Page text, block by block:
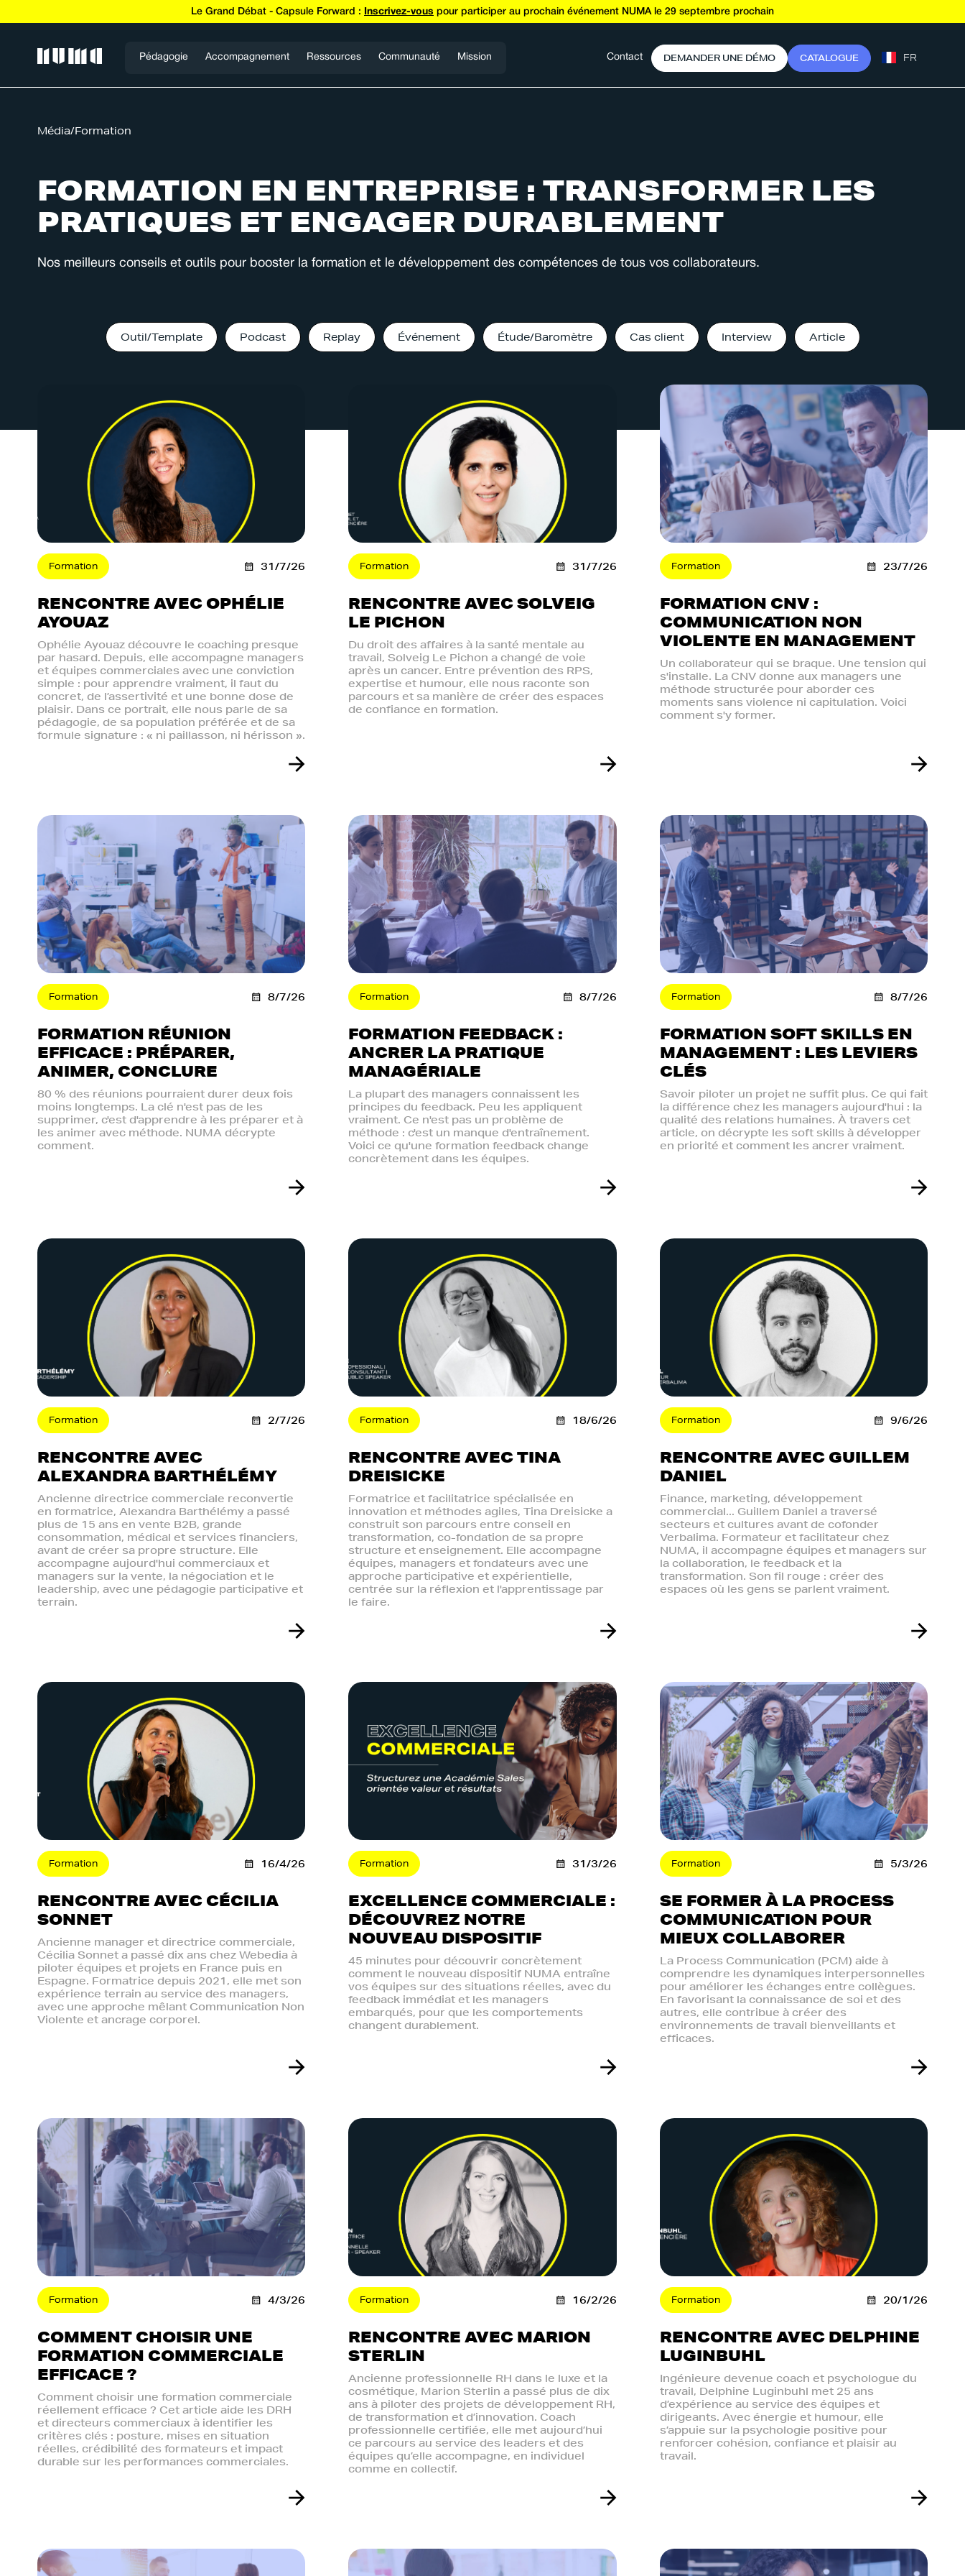
Le Grand Débat - Capsule Forward : Inscrivez-vous pour participer au prochain événement NUMA le 29 septembre prochain
Pédagogie Accompagnement Ressources Communauté Mission Contact DEMANDER UNE DÉMO CATALOGUE FR
Média/Formation
FORMATION EN ENTREPRISE : TRANSFORMER LES
PRATIQUES ET ENGAGER DURABLEMENT
Nos meilleurs conseils et outils pour booster la formation et le développement des compétences de tous vos collaborateurs.
Outil/Template Podcast Replay Événement Étude/Baromètre Cas client Interview Article
Formation 31/7/26
RENCONTRE AVEC OPHÉLIE
AYOUAZ
Ophélie Ayouaz découvre le coaching presque
par hasard. Depuis, elle accompagne managers
et équipes commerciales avec une conviction
simple : pour apprendre vraiment, il faut du
concret, de l’assertivité et une bonne dose de
plaisir. Dans ce portrait, elle nous parle de sa
pédagogie, de sa population préférée et de sa
formule signature : « ni paillasson, ni hérisson ».
Formation 31/7/26
RENCONTRE AVEC SOLVEIG
LE PICHON
Du droit des affaires à la santé mentale au
travail, Solveig Le Pichon a changé de voie
après un cancer. Entre prévention des RPS,
expertise et humour, elle nous raconte son
parcours et sa manière de créer des espaces
de confiance en formation.
Formation 23/7/26
FORMATION CNV :
COMMUNICATION NON
VIOLENTE EN MANAGEMENT
Un collaborateur qui se braque. Une tension qui
s'installe. La CNV donne aux managers une
méthode structurée pour aborder ces
moments sans violence ni capitulation. Voici
comment s'y former.
Formation 8/7/26
FORMATION RÉUNION
EFFICACE : PRÉPARER,
ANIMER, CONCLURE
80 % des réunions pourraient durer deux fois
moins longtemps. La clé n'est pas de les
supprimer, c'est d'apprendre à les préparer et à
les animer avec méthode. NUMA décrypte
comment.
Formation 8/7/26
FORMATION FEEDBACK :
ANCRER LA PRATIQUE
MANAGÉRIALE
La plupart des managers connaissent les
principes du feedback. Peu les appliquent
vraiment. Ce n'est pas un problème de
méthode : c'est un manque d'entraînement.
Voici ce qu'une formation feedback change
concrètement dans les équipes.
Formation 8/7/26
FORMATION SOFT SKILLS EN
MANAGEMENT : LES LEVIERS
CLÉS
Savoir piloter un projet ne suffit plus. Ce qui fait
la différence chez les managers aujourd'hui : la
qualité des relations humaines. À travers cet
article, on décrypte les soft skills à développer
en priorité et comment les ancrer vraiment.
Formation 2/7/26
RENCONTRE AVEC
ALEXANDRA BARTHÉLÉMY
Ancienne directrice commerciale reconvertie
en formatrice, Alexandra Barthélémy a passé
plus de 15 ans en vente B2B, grande
consommation, médical et services financiers,
avant de créer sa propre structure. Elle
accompagne aujourd'hui commerciaux et
managers sur la vente, la négociation et le
leadership, avec une pédagogie participative et
terrain.
Formation 18/6/26
RENCONTRE AVEC TINA
DREISICKE
Formatrice et facilitatrice spécialisée en
innovation et méthodes agiles, Tina Dreisicke a
construit son parcours entre conseil en
transformation, co-fondation de sa propre
structure et enseignement. Elle accompagne
équipes, managers et fondateurs avec une
approche participative et expérientielle,
centrée sur la réflexion et l'apprentissage par
le faire.
Formation 9/6/26
RENCONTRE AVEC GUILLEM
DANIEL
Finance, marketing, développement
commercial... Guillem Daniel a traversé
secteurs et cultures avant de cofonder
Verbalima. Formateur et facilitateur chez
NUMA, il accompagne équipes et managers sur
la collaboration, le feedback et la
transformation. Son fil rouge : créer des
espaces où les gens se parlent vraiment.
Formation 16/4/26
RENCONTRE AVEC CÉCILIA
SONNET
Ancienne manager et directrice commerciale,
Cécilia Sonnet a passé dix ans chez Webedia à
piloter équipes et projets en France puis en
Espagne. Formatrice depuis 2021, elle met son
expérience terrain au service des managers,
avec une approche mêlant Communication Non
Violente et ancrage corporel.
Formation 31/3/26
EXCELLENCE COMMERCIALE :
DÉCOUVREZ NOTRE
NOUVEAU DISPOSITIF
45 minutes pour découvrir concrètement
comment le nouveau dispositif NUMA entraîne
vos équipes sur des situations réelles, avec du
feedback immédiat et les managers
embarqués, pour que les comportements
changent durablement.
Formation 5/3/26
SE FORMER À LA PROCESS
COMMUNICATION POUR
MIEUX COLLABORER
La Process Communication (PCM) aide à
comprendre les dynamiques interpersonnelles
pour améliorer les échanges entre collègues.
En favorisant la connaissance de soi et des
autres, elle contribue à créer des
environnements de travail bienveillants et
efficaces.
Formation 4/3/26
COMMENT CHOISIR UNE
FORMATION COMMERCIALE
EFFICACE ?
Comment choisir une formation commerciale
réellement efficace ? Cet article aide les DRH
et directeurs commerciaux à identifier les
critères clés : posture, mises en situation
réelles, crédibilité des formateurs et impact
durable sur les performances commerciales.
Formation 16/2/26
RENCONTRE AVEC MARION
STERLIN
Ancienne professionnelle RH dans le luxe et la
cosmétique, Marion Sterlin a passé plus de dix
ans à piloter des projets de développement RH,
de transformation et d’innovation. Coach
professionnelle certifiée, elle met aujourd’hui
ce parcours au service des leaders et des
équipes qu’elle accompagne, en individuel
comme en collectif.
Formation 20/1/26
RENCONTRE AVEC DELPHINE
LUGINBUHL
Ingénieure devenue coach et psychologue du
travail, Delphine Luginbuhl met 25 ans
d’expérience au service des équipes et
dirigeants. Avec énergie et humour, elle
s’appuie sur la psychologie positive pour
renforcer cohésion, confiance et plaisir au
travail.